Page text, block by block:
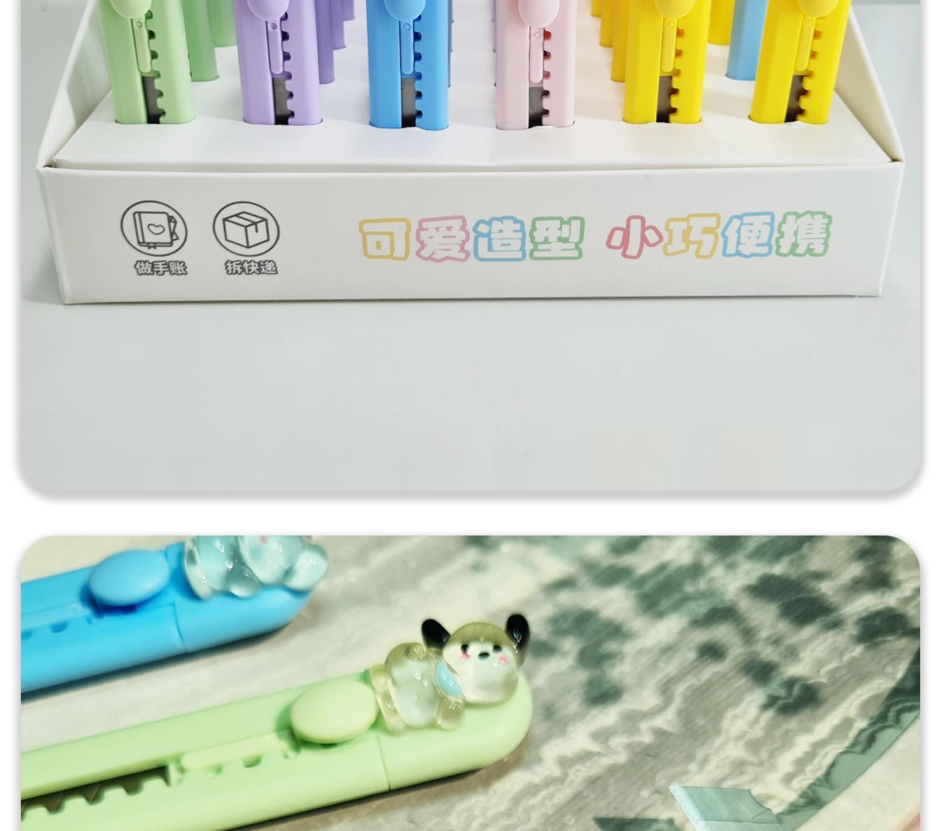
تمامی محصولات در سال 1403 با کاهش قیمت 30% و طبق قوانین کشور شامل 10% مالیات بر ارزش افزونه خواهد بود. ثبت سفارشات خرده تنها از عاملیت های فروش امکان پذیر خواهد بود. تماس با کارشناسان : 91691267-021